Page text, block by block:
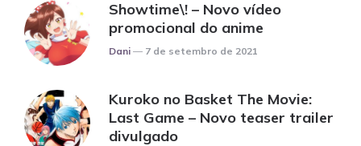
Showtime\! – Novo vídeo
promocional do anime
Posted
Dani 7 de setembro de 2021
Kuroko no Basket The Movie:
Last Game – Novo teaser trailer
divulgado